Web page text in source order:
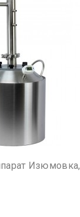
Изюмовка,